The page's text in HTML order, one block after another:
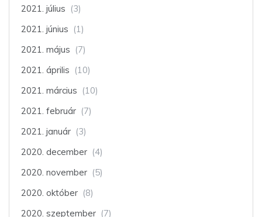
2021. július (3)
2021. június (1)
2021. május (7)
2021. április (10)
2021. március (10)
2021. február (7)
2021. január (3)
2020. december (4)
2020. november (5)
2020. október (8)
2020. szeptember (7)